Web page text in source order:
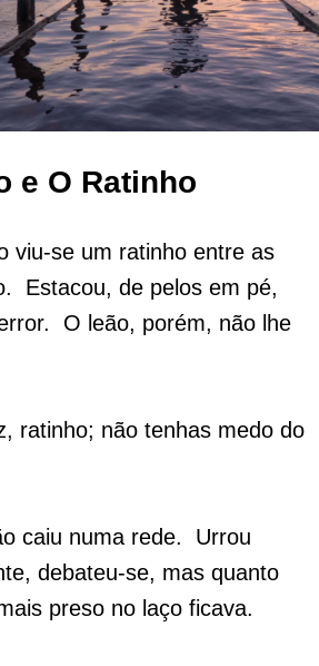
e O Ratinho
viu-se um ratinho entre as
Estacou, de pelos em pé,
O leão, porém, não lhe
ratinho; não tenhas medo do
caiu numa rede. Urrou
debateu-se, mas quanto
preso no laço ficava.